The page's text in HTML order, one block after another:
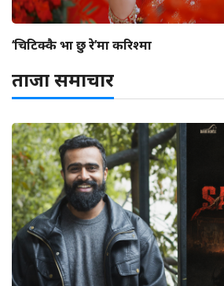
‘चिटिक्कै भा छु रे’मा करिश्मा
ताजा समाचार